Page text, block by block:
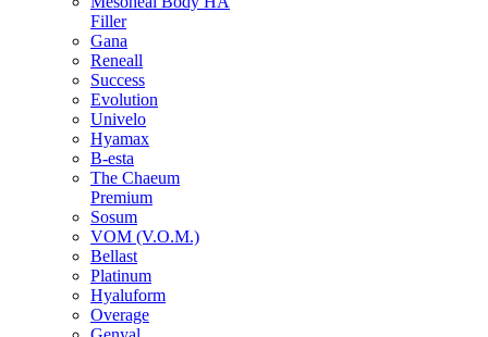
Filler
Gana
Reneall
Success
Evolution
Univelo
Hyamax
B-esta
The Chaeum
Premium
Sosum
VOM (V.O.M.)
Bellast
Platinum
Hyaluform
Overage